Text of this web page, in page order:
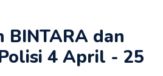
BINTARA dan
4 April - 25